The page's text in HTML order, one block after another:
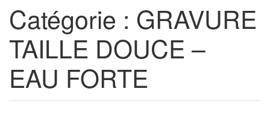
Catégorie : GRAVURE
TAILLE DOUCE –
EAU FORTE